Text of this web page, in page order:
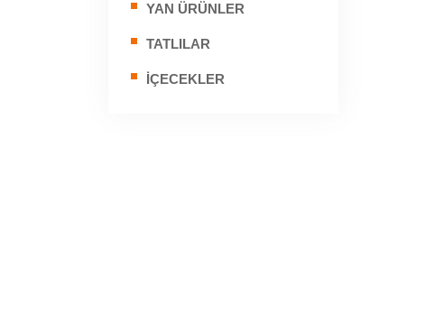
YAN ÜRÜNLER
TATLILAR
İÇECEKLER